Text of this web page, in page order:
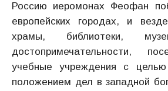
Россию иеромонах Феофан
европейских городах, и
храмы, библиотеки,
достопримечательности,
учебные учреждения с
положением дел в западной